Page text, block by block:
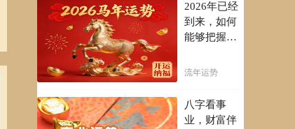
2026年已经
到来，如何
能够把握先
凶，不走弯
处查看！
流年运势
八字看事
业，财富伴